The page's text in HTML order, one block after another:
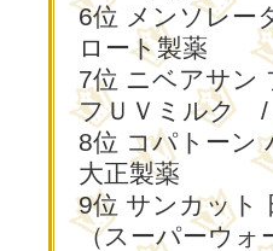
6位 メンソレー
ロート製薬
7位 ニベアサン
フＵＶミルク /
8位 コパトー
大正製薬
9位 サンカット
（スーパーウ